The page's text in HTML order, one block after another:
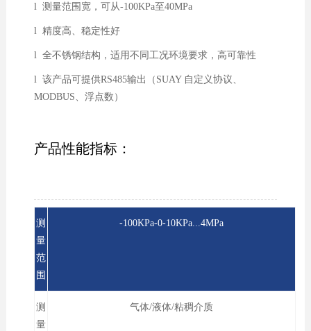
l 测量范围宽，可从-100KPa至40MPa
l 精度高、稳定性好
l 全不锈钢结构，适用不同工况环境要求，高可靠性
l 该产品可提供RS485输出（SUAY 自定义协议、
MODBUS、浮点数）
产品性能指标：
测
量
范
围
-100KPa-0-10KPa...4MPa
测
量
气体/液体/粘稠介质